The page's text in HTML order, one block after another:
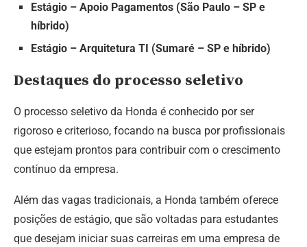
Estágio – Apoio Pagamentos (São Paulo – SP e
híbrido)
Estágio – Arquitetura TI (Sumaré – SP e híbrido)
Destaques do processo seletivo
O processo seletivo da Honda é conhecido por ser
rigoroso e criterioso, focando na busca por profissionais
que estejam prontos para contribuir com o crescimento
contínuo da empresa.
Além das vagas tradicionais, a Honda também oferece
posições de estágio, que são voltadas para estudantes
que desejam iniciar suas carreiras em uma empresa de